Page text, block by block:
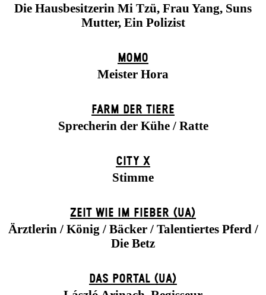
Die Hausbesitzerin Mi Tzü, Frau Yang, Suns
Mutter, Ein Polizist
MOMO
Meister Hora
FARM DER TIERE
Sprecherin der Kühe / Ratte
CITY X
Stimme
ZEIT WIE IM FIEBER (UA)
Ärztlerin / König / Bäcker / Talentiertes Pferd /
Die Betz
DAS POR­TAL (UA)